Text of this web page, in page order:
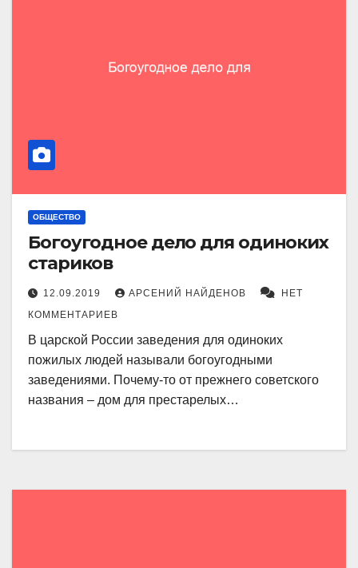
ОБЩЕСТВО
Богоугодное дело для одиноких
стариков
12.09.2019 АРСЕНИЙ НАЙДЕНОВ
НЕТ
КОММЕНТАРИЕВ
В царской России заведения для одиноких
пожилых людей называли богоугодными
заведениями. Почему-то от прежнего советского
названия – дом для престарелых…